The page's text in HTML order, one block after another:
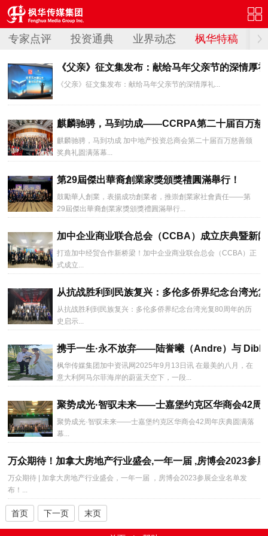
专家点评 投资通典 业界动态 枫华特稿
《父亲》征文集发布：献给马年父亲节的深情厚礼
《父亲》征文集发布：献给马年父亲节的深情厚礼...
麒麟驰骋，马到功成——CCRPA第二十届百万慈
麒麟驰骋，马到功成 加中地产投资总商会第二十届百万慈善颁
奖典礼圆满落幕...
第29屆傑出華裔創業家獎頒獎禮圓滿舉行！
鼓勵華人創業，表揚成功創業者，推崇創業家社會責任——第
29屆傑出華裔創業家獎頒獎禮圓滿舉行...
加中企业商业联合总会（CCBA）成立庆典暨新
打造加中经贸合作新桥梁！加中企业商业联合总会（CCBA）正
式成立...
从抗战胜利到民族复兴：多伦多侨界纪念台湾光
从抗战胜利到民族复兴：多伦多侨界纪念台湾光复80周年的历
史启示...
携手一生·永不放弃——陆誉曦（Andre）与
枫华传媒集团加中资讯网2025年9月13日讯 在最美的八月，在
意大利阿马尔菲海岸的蔚蓝天空下，一段...
聚势成光·智驭未来——士嘉堡约克区华商会42周
聚势成光·智驭未来——士嘉堡约克区华商会42周年庆典圆满落
幕...
万众期待！加拿大房地产行业盛会,一年一届 ,房博会2023参
万众期待 | 加拿大房地产行业盛会，一年一届 ​，房博会2023参展企业名单发
布！...
首页 下一页 末页